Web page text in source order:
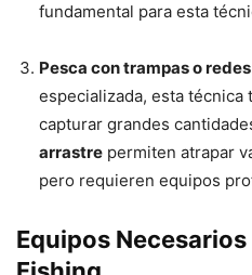
fundamental para esta
Pesca con trampas o
especializada, esta técnica
capturar grandes
arrastre permiten atrapar
pero requieren equipos
Equipos